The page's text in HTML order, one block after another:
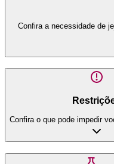
Confira a necessidade de
Confira o que pode impedir